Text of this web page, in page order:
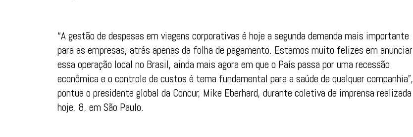
“A gestão de despesas em viagens corporativas é hoje a segunda demanda mais importante
para as empresas, atrás apenas da folha de pagamento. Estamos muito felizes em anunciar
essa operação local no Brasil, ainda mais agora em que o País passa por uma recessão
econômica e o controle de custos é tema fundamental para a saúde de qualquer companhia”,
pontua o presidente global da Concur, Mike Eberhard, durante coletiva de imprensa realizada
hoje, 8, em São Paulo.